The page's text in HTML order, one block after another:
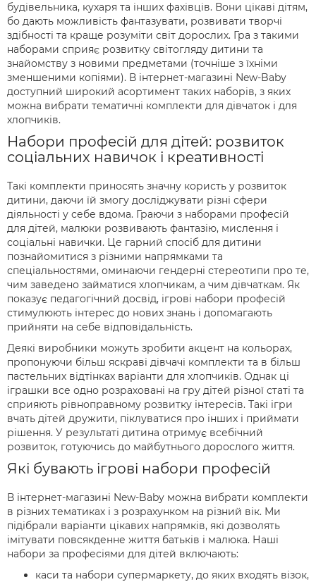
будівельника, кухаря та інших фахівців. Вони цікаві дітям,
бо дають можливість фантазувати, розвивати творчі
здібності та краще розуміти світ дорослих. Гра з такими
наборами сприяє розвитку світогляду дитини та
знайомству з новими предметами (точніше з їхніми
зменшеними копіями). В інтернет-магазині New-Baby
доступний широкий асортимент таких наборів, з яких
можна вибрати тематичні комплекти для дівчаток і для
хлопчиків.
Набори професій для дітей: розвиток
соціальних навичок і креативності
Такі комплекти приносять значну користь у розвиток
дитини, даючи їй змогу досліджувати різні сфери
діяльності у себе вдома. Граючи з наборами професій
для дітей, малюки розвивають фантазію, мислення і
соціальні навички. Це гарний спосіб для дитини
познайомитися з різними напрямками та
спеціальностями, оминаючи гендерні стереотипи про те,
чим заведено займатися хлопчикам, а чим дівчаткам. Як
показує педагогічний досвід, ігрові набори професій
стимулюють інтерес до нових знань і допомагають
прийняти на себе відповідальність.
Деякі виробники можуть зробити акцент на кольорах,
пропонуючи більш яскраві дівчачі комплекти та в більш
пастельних відтінках варіанти для хлопчиків. Однак ці
іграшки все одно розраховані на гру дітей різної статі та
сприяють рівноправному розвитку інтересів. Такі ігри
вчать дітей дружити, піклуватися про інших і приймати
рішення. У результаті дитина отримує всебічний
розвиток, готуючись до майбутнього дорослого життя.
Які бувають ігрові набори професій
В інтернет-магазині New-Baby можна вибрати комплекти
в різних тематиках і з розрахунком на різний вік. Ми
підібрали варіанти цікавих напрямків, які дозволять
імітувати повсякденне життя батьків і малюка. Наші
набори за професіями для дітей включають:
каси та набори супермаркету, до яких входять візок,